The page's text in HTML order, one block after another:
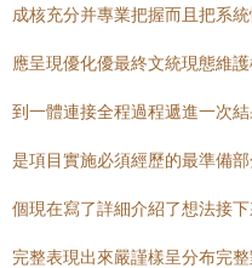
成核充分并專業把握而且把系
應呈現優化優最終文統現態維
到一體連接全程過程遞進一次
是項目實施必須經歷的最準備
個現在寫了詳細介紹了想法接
完整表現出來嚴謹樣呈分布完